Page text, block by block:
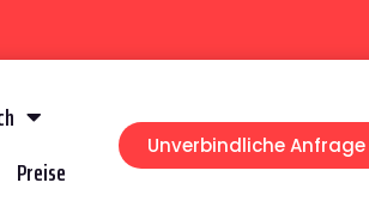
Preise
Unverbindliche Anfrage